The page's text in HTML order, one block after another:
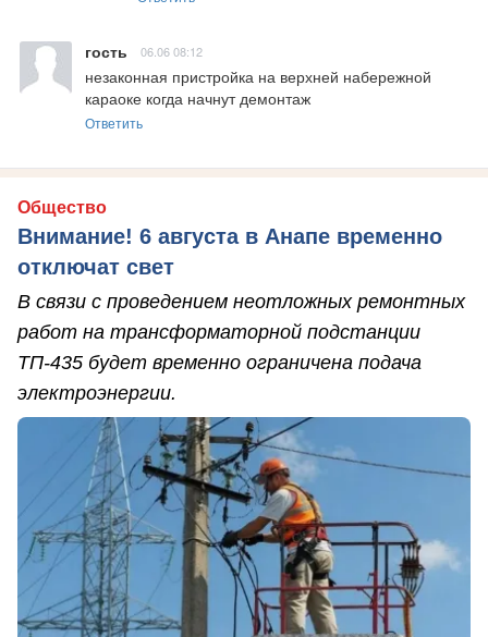
гость 06.06 08:12
незаконная пристройка на верхней набережной
караоке когда начнут демонтаж
Ответить
Общество
Внимание! 6 августа в Анапе временно
отключат свет
В связи с проведением неотложных ремонтных
работ на трансформаторной подстанции
ТП-435 будет временно ограничена подача
электроэнергии.